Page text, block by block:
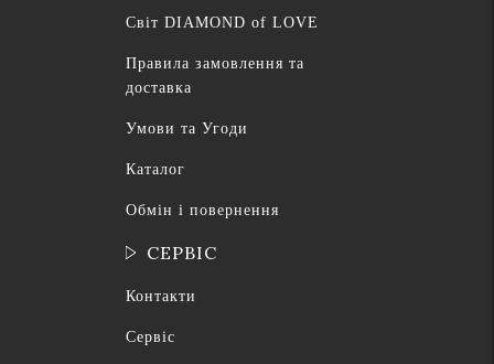
Світ DIAMOND of LOVE
Правила замовлення та
доставка
Умови та Угоди
Каталог
Обмін і повернення
СЕРВІС
Контакти
Сервіс